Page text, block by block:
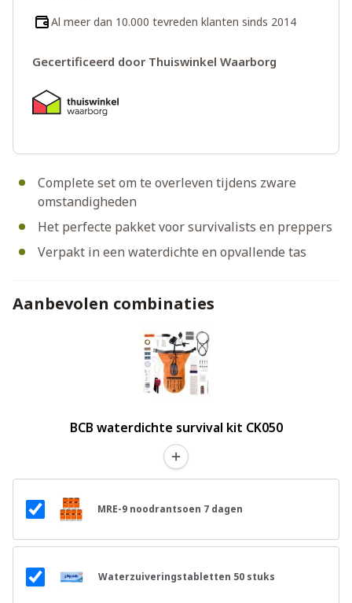
Complete set om te overleven tijdens zware
omstandigheden
Het perfecte pakket voor survivalists en preppers
Verpakt in een waterdichte en opvallende tas
Al meer dan 10.000 tevreden klanten sinds 2014
Gecertificeerd door Thuiswinkel Waarborg
Aanbevolen combinaties
BCB waterdichte survival kit CK050
MRE-9 noodrantsoen 7 dagen
Waterzuiveringstabletten 50 stuks